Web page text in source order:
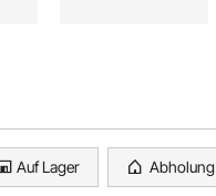
Auf Lager Abholung